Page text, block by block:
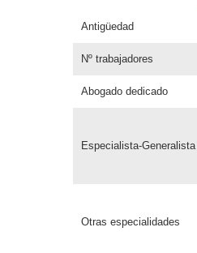
Antigüedad
Nº trabajadores
Abogado dedicado
Especialista-Generalista
Otras especialidades